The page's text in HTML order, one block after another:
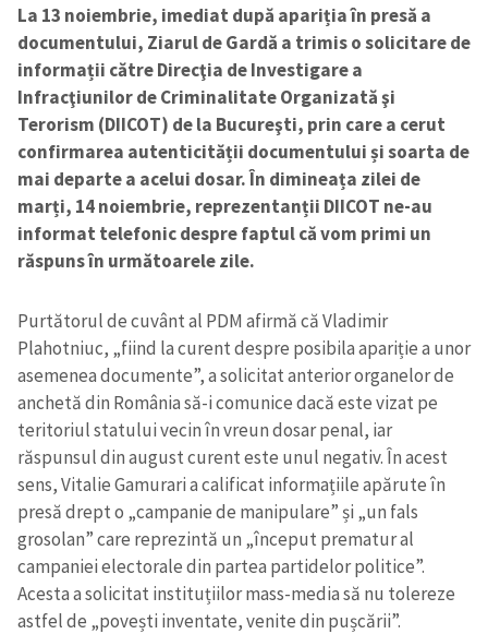
La 13 noiembrie, imediat după apariția în presă a
documentului, Ziarul de Gardă a trimis o solicitare de
informații către Direcţia de Investigare a
Infracţiunilor de Criminalitate Organizată şi
Terorism (DIICOT) de la Bucureşti, prin care a cerut
confirmarea autenticității documentului și soarta de
mai departe a acelui dosar. În dimineața zilei de
marți, 14 noiembrie, reprezentanții DIICOT ne-au
informat telefonic despre faptul că vom primi un
răspuns în următoarele zile.
Purtătorul de cuvânt al PDM afirmă că Vladimir
Plahotniuc, „fiind la curent despre posibila apariție a unor
asemenea documente”, a solicitat anterior organelor de
anchetă din România să-i comunice dacă este vizat pe
teritoriul statului vecin în vreun dosar penal, iar
răspunsul din august curent este unul negativ. În acest
sens, Vitalie Gamurari a calificat informațiile apărute în
presă drept o „campanie de manipulare” și „un fals
grosolan” care reprezintă un „început prematur al
campaniei electorale din partea partidelor politice”.
Acesta a solicitat instituțiilor mass-media să nu tolereze
astfel de „povești inventate, venite din pușcării”.